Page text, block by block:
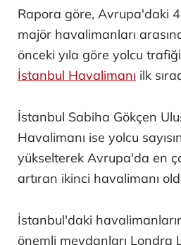
Rapora göre, Avrupa'daki
majör havalimanları
önceki yıla göre yolcu
İstanbul Havalimanı ilk
İstanbul Sabiha Gökçen
Havalimanı ise yolcu
yükselterek Avrupa'da en
artıran ikinci havalimanı
İstanbul'daki
önemli meydanları Londra